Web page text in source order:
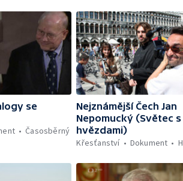
se
Časosběrný
Nejznámější Čech Jan
Nepomucký (Světec
hvězdami)
Křesťanství
Dokument